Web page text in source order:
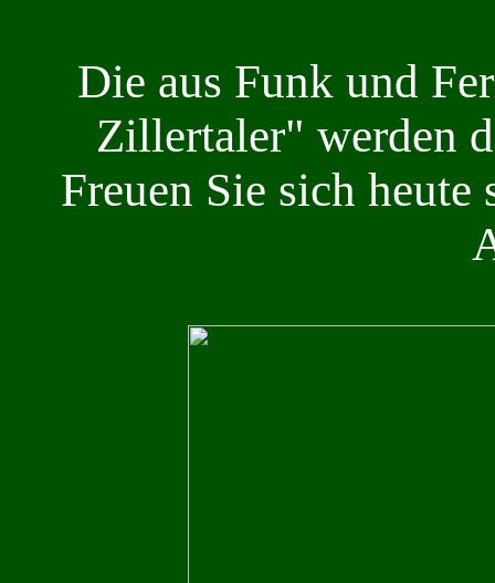
Die aus Funk und
Zillertaler" werden
Freuen Sie sich